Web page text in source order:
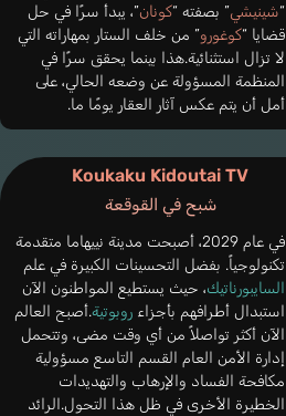
“شينيشي” بصفته “كونان”، يبدأ سرًا في حل
قضايا “كوغورو” من خلف الستار بمهاراته التي
لا تزال استثنائية.هذا بينما يحقق سرًا في
المنظمة المسؤولة عن وضعه الحالي، على
أمل أن يتم عكس آثار العقار يومًا ما.
Koukaku Kidoutai TV
شبح في القوقعة
في عام 2029، أصبحت مدينة نييهاما متقدمة
تكنولوجياً. بفضل التحسينات الكبيرة في علم
السايبورناتيك، حيث يستطيع المواطنون الآن
استبدال أطرافهم بأجزاء روبوتية.أصبح العالم
الآن أكثر تواصلاً من أي وقت مضى، وتتحمل
إدارة الأمن العام القسم التاسع مسؤولية
مكافحة الفساد والإرهاب والتهديدات
الخطيرة الأخرى في ظل هذا التحول.الرائد